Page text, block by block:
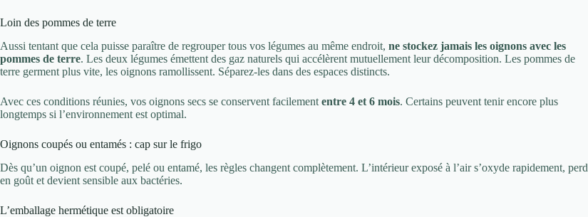
Loin des pommes de terre
Aussi tentant que cela puisse paraître de regrouper tous vos légumes au même endroit, ne stockez jamais les oignons avec les
pommes de terre. Les deux légumes émettent des gaz naturels qui accélèrent mutuellement leur décomposition. Les pommes de
terre germent plus vite, les oignons ramollissent. Séparez-les dans des espaces distincts.
Avec ces conditions réunies, vos oignons secs se conservent facilement entre 4 et 6 mois. Certains peuvent tenir encore plus
longtemps si l’environnement est optimal.
Oignons coupés ou entamés : cap sur le frigo
Dès qu’un oignon est coupé, pelé ou entamé, les règles changent complètement. L’intérieur exposé à l’air s’oxyde rapidement, perd
en goût et devient sensible aux bactéries.
L’emballage hermétique est obligatoire